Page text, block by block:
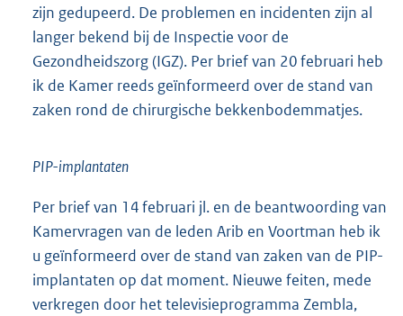
zijn gedupeerd. De problemen en incidenten zijn al
langer bekend bij de Inspectie voor de
Gezondheidszorg (IGZ). Per brief van 20 februari heb
ik de Kamer reeds geïnformeerd over de stand van
zaken rond de chirurgische bekkenbodemmatjes.
PIP-implantaten
Per brief van 14 februari jl. en de beantwoording van
Kamervragen van de leden Arib en Voortman heb ik
u geïnformeerd over de stand van zaken van de PIP-
implantaten op dat moment. Nieuwe feiten, mede
verkregen door het televisieprogramma Zembla,